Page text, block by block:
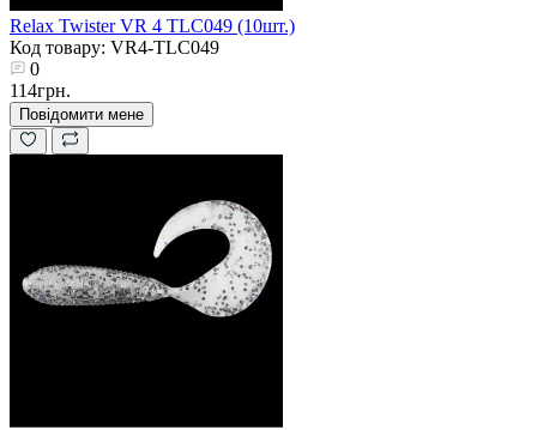
Relax Twister VR 4 TLC049 (10шт.)
Код товару: VR4-TLC049
0
114грн.
Повідомити мене